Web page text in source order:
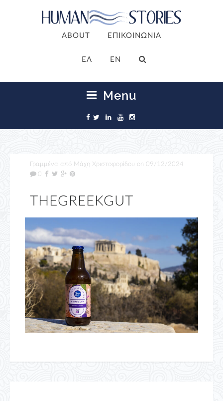
ABOUT ΕΠΙΚΟΙΝΩΝΙΑ
ΕΛ EN
Menu
Γραμμένα από Μάχη Χριστοφορίδου on 09/12/2024
0
THEGREEKGUT